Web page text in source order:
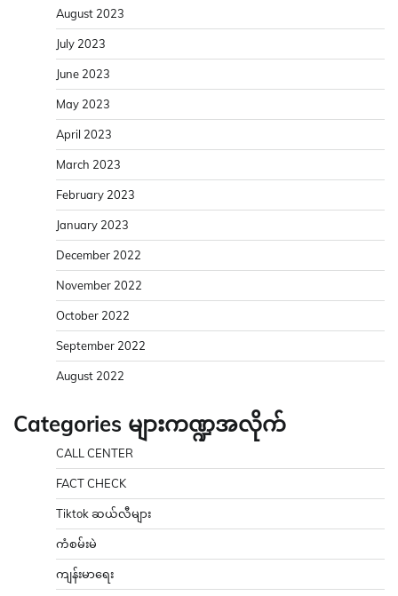
August 2023
July 2023
June 2023
May 2023
April 2023
March 2023
February 2023
January 2023
December 2022
November 2022
October 2022
September 2022
August 2022
Categories များကဏ္ဍအလိုက်
CALL CENTER
FACT CHECK
Tiktok ဆယ်လီများ
ကံစမ်းမဲ
ကျန်းမာရေး